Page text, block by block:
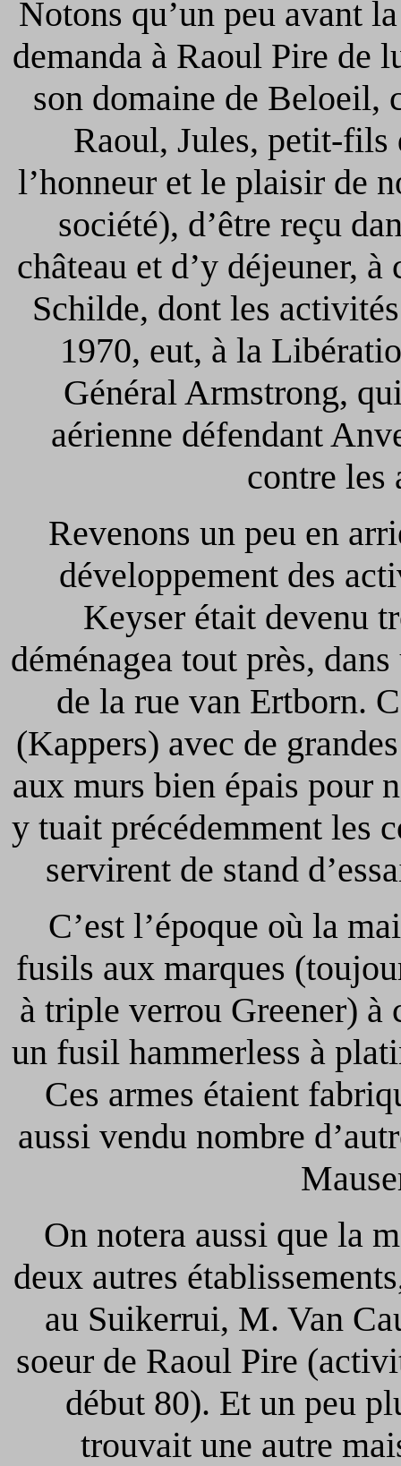
Notons qu’un peu avant
demanda à Raoul Pire de
son domaine de Beloeil,
Raoul, Jules, petit-
l’honneur et le plaisir de
société), d’être reçu
château et d’y déjeuner,
Schilde, dont les
1970, eut, à la
Général Armstrong,
aérienne défendant
contre les
Revenons un peu en
développement des
Keyser était devenu
déménagea tout près,
de la rue van Ertborn.
(Kappers) avec de
aux murs bien épais pour
y tuait précédemment les
servirent de stand
C’est l’époque où la
fusils aux marques
à triple verrou Greener) à
un fusil hammerless à
Ces armes étaient
aussi vendu nombre
On notera aussi que la
deux autres
au Suikerrui, M. Van
soeur de Raoul Pire
début 80). Et un peu
trouvait une autre